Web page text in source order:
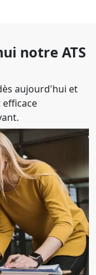
notre ATS
aujourd'hui et